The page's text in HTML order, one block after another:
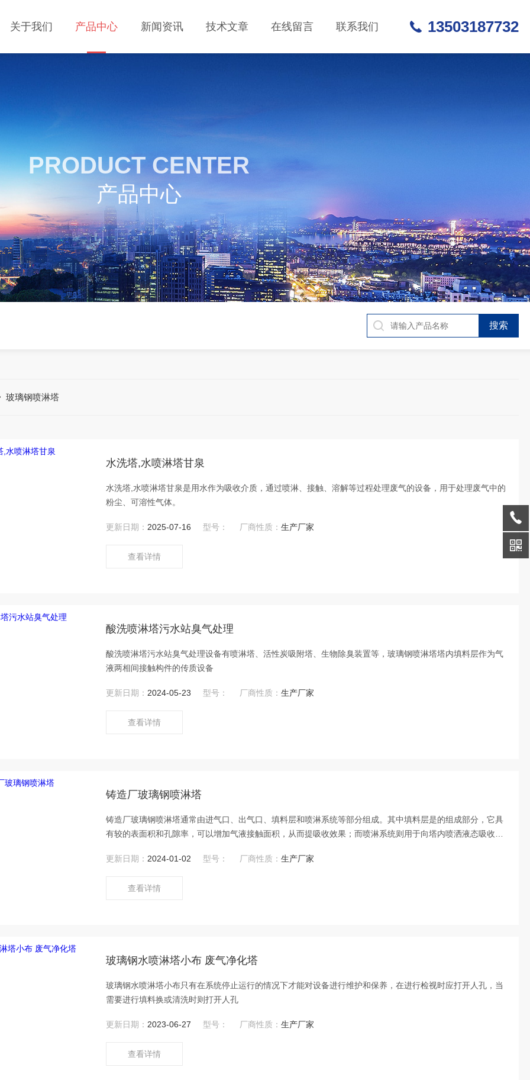
关于我们 产品中心 新闻资讯 技术文章 在线留言 联系我们 13503187732
PRODUCT CENTER
产品中心
玻璃钢喷淋塔
水洗塔,水喷淋塔甘泉
水洗塔,水喷淋塔甘泉是用水作为吸收介质，通过喷淋、接触、溶解等过程处理废气的设备，用于处理废气中的
粉尘、可溶性气体。
更新日期： 2025-07-16 型号： 厂商性质：生产厂家
查看详情
酸洗喷淋塔污水站臭气处理
酸洗喷淋塔污水站臭气处理设备有喷淋塔、活性炭吸附塔、生物除臭装置等，玻璃钢喷淋塔塔内填料层作为气
液两相间接触构件的传质设备
更新日期： 2024-05-23 型号： 厂商性质：生产厂家
查看详情
铸造厂玻璃钢喷淋塔
铸造厂玻璃钢喷淋塔通常由进气口、出气口、填料层和喷淋系统等部分组成。其中填料层是的组成部分，它具
有较的表面积和孔隙率，可以增加气液接触面积，从而提吸收效果；而喷淋系统则用于向塔内喷洒液态吸收
更新日期： 2024-01-02 型号： 厂商性质：生产厂家
查看详情
玻璃钢水喷淋塔小布 废气净化塔
玻璃钢水喷淋塔小布只有在系统停止运行的情况下才能对设备进行维护和保养，在进行检视时应打开人孔，当
需要进行填料换或清洗时则打开人孔
更新日期： 2023-06-27 型号： 厂商性质：生产厂家
查看详情